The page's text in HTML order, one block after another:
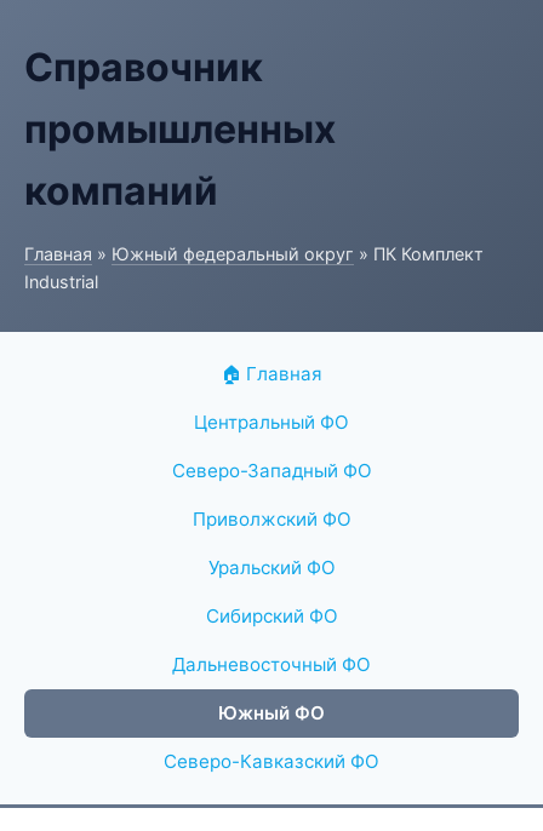
Справочник
промышленных
компаний
Главная » Южный федеральный округ » ПК Комплект
Industrial
🏠 Главная
Центральный ФО
Северо-Западный ФО
Приволжский ФО
Уральский ФО
Сибирский ФО
Дальневосточный ФО
Южный ФО
Северо-Кавказский ФО